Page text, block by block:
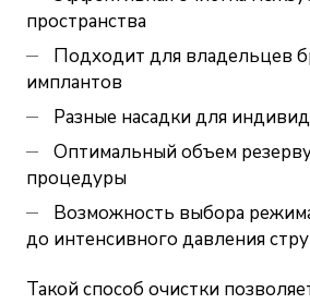
пространства
Подходит для владельцев
имплантов
Разные насадки для
Оптимальный объем
процедуры
Возможность выбора
до интенсивного давления
Такой способ очистки